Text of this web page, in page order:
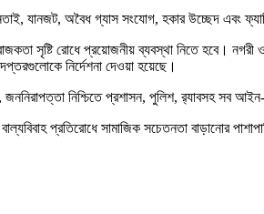
যানজট, অবৈধ গ্যাস সংযোগ, হকার উচ্ছেদ এবং
সৃষ্টি রোধে প্রয়োজনীয় ব্যবস্থা নিতে হবে।
নির্দেশনা দেওয়া হয়েছে।
নিশ্চিতে প্রশাসন, পুলিশ, র‌্যাবসহ সব
বাল্যবিবাহ প্রতিরোধে সামাজিক সচেতনতা বাড়ানোর